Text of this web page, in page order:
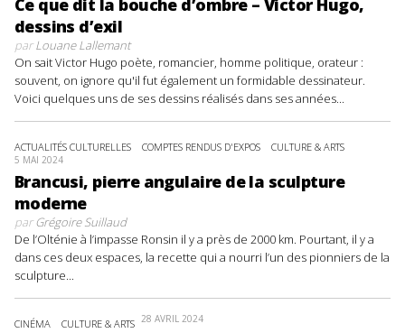
Ce que dit la bouche d’ombre – Victor Hugo,
dessins d’exil
parLouane Lallemant
On sait Victor Hugo poète, romancier, homme politique, orateur :
souvent, on ignore qu'il fut également un formidable dessinateur.
Voici quelques uns de ses dessins réalisés dans ses années...
ACTUALITÉS CULTURELLES COMPTES RENDUS D'EXPOS CULTURE & ARTS
5 MAI 2024
Brancusi, pierre angulaire de la sculpture
moderne
parGrégoire Suillaud
De l’Olténie à l’impasse Ronsin il y a près de 2000 km. Pourtant, il y a
dans ces deux espaces, la recette qui a nourri l’un des pionniers de la
sculpture...
CINÉMA CULTURE & ARTS 28 AVRIL 2024